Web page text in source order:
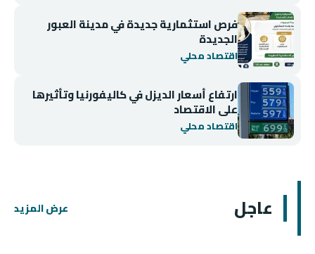
فرص استثمارية جديدة في مدينة العبور
الجديدة
اقتصاد محلي
ارتفاع أسعار الديزل في كاليفورنيا وتأثيرها
على الاقتصاد
اقتصاد محلي
عاجل عرض المزيد